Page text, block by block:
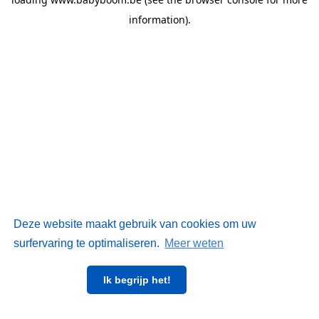
Deze website maakt gebruik van cookies om uw
surfervaring te optimaliseren. Meer weten
Ik begrijp het!
information).